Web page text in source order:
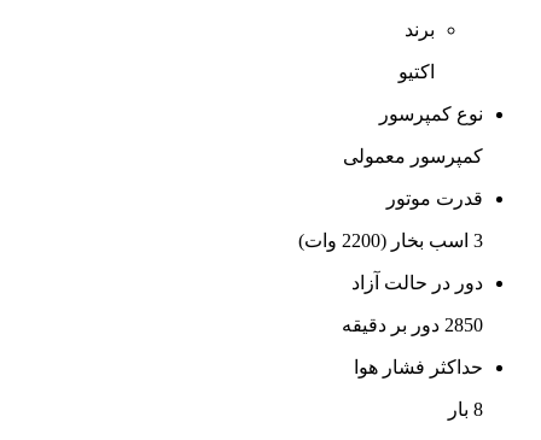
برند
اکتیو
نوع کمپرسور
کمپرسور معمولی
قدرت موتور
3 اسب بخار (2200 وات)
دور در حالت آزاد
2850 دور بر دقیقه
حداکثر فشار هوا
8 بار